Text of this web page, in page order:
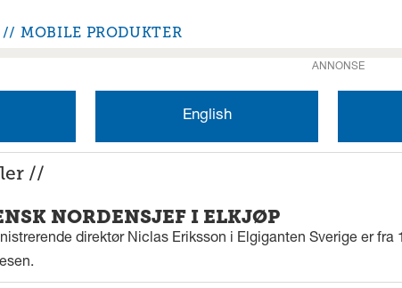
MOBILE PRODUKTER
ANNONSE
English
//
NORDENSJEF I ELKJØP
direktør Niclas Eriksson i Elgiganten Sverige er